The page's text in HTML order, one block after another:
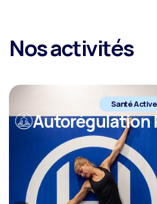
Nos activités
Santé Active
Autorégulation